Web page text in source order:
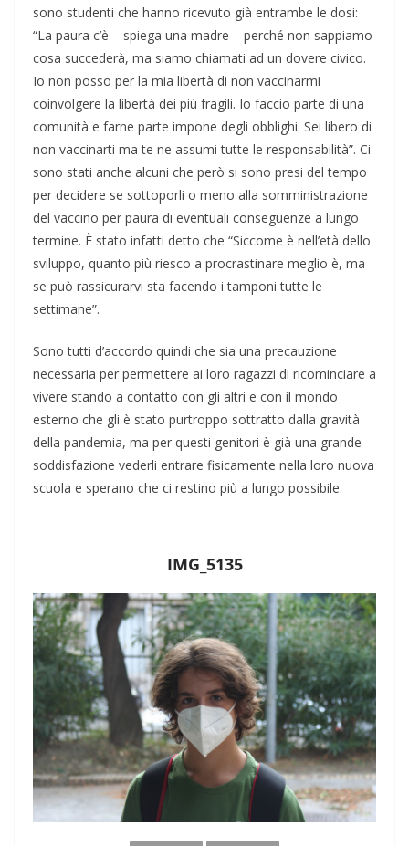
sono studenti che hanno ricevuto già entrambe le dosi:
“La paura c’è – spiega una madre – perché non sappiamo
cosa succederà, ma siamo chiamati ad un dovere civico.
Io non posso per la mia libertà di non vaccinarmi
coinvolgere la libertà dei più fragili. Io faccio parte di una
comunità e farne parte impone degli obblighi. Sei libero di
non vaccinarti ma te ne assumi tutte le responsabilità”. Ci
sono stati anche alcuni che però si sono presi del tempo
per decidere se sottoporli o meno alla somministrazione
del vaccino per paura di eventuali conseguenze a lungo
termine. È stato infatti detto che “Siccome è nell’età dello
sviluppo, quanto più riesco a procrastinare meglio è, ma
se può rassicurarvi sta facendo i tamponi tutte le
settimane”.
Sono tutti d’accordo quindi che sia una precauzione
necessaria per permettere ai loro ragazzi di ricominciare a
vivere stando a contatto con gli altri e con il mondo
esterno che gli è stato purtroppo sottratto dalla gravità
della pandemia, ma per questi genitori è già una grande
soddisfazione vederli entrare fisicamente nella loro nuova
scuola e sperano che ci restino più a lungo possibile.
IMG_5135